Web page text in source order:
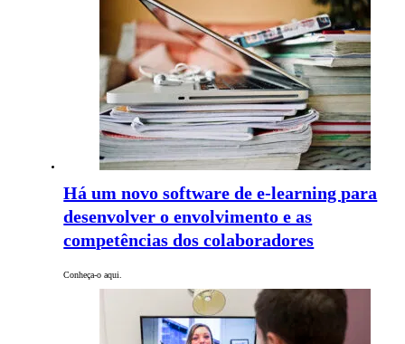
Há um novo software de e-learning para
desenvolver o envolvimento e as
competências dos colaboradores
Conheça-o aqui.